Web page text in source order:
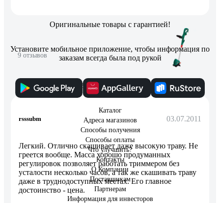
9 отзывов
Отзыв о Bosch ART 23 Combitrim 0600878B00
rsssubm 03.07.2011
Легкий. Отлично скашивает даже высокую траву. Не
греется вообще. Масса хорошо продуманных
регулировок позволяет работать триммером без
усталости несколько часов, а так же скашивать траву
даже в труднодоступных местах. Его главное
достоинство - цена.
Оригинальные товары с гарантией!
Установите мобильное приложение, чтобы информация по
заказам всегда была под рукой
Каталог
Адреса магазинов
Способы получения
Способы оплаты
Что улучшить?
Контакты
О Компании
Поставщикам
Партнерам
Информация для инвесторов